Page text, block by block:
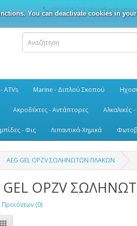
You can deactivate cookies in
2351075613
ATVs Marine - Διπλού Σκοπού
Ακροδέκτες - Αντάπτορες Αλκαλικές
- Φις Λιπαντικά-Χημικά
AEG GEL OPZV ΣΩΛΗΝΩΤΩΝ ΠΛΑΚΩΝ
GEL OPZV
Προϊόντων (0)